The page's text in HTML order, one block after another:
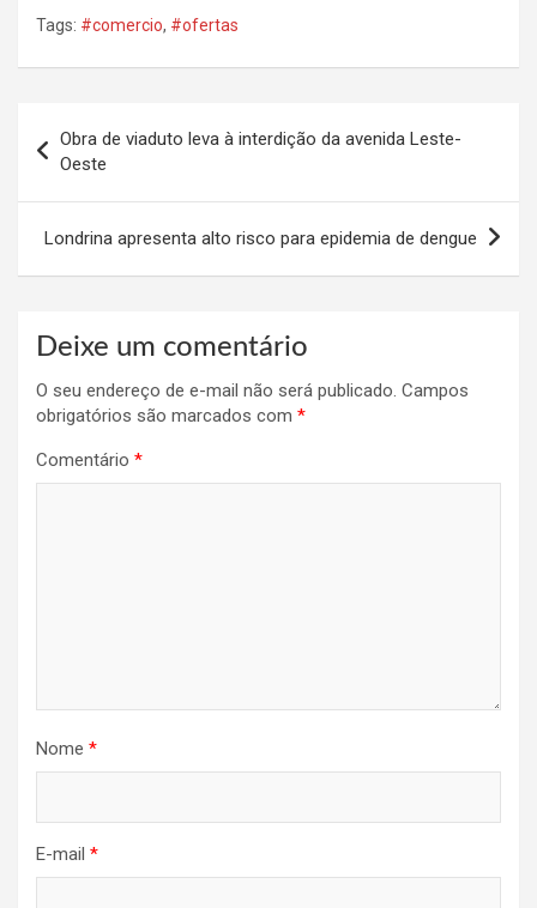
Tags: #comercio, #ofertas
de
Post
Obra de viaduto leva à interdição da avenida Leste-
Oeste
Londrina apresenta alto risco para epidemia de dengue
Deixe um comentário
O seu endereço de e-mail não será publicado. Campos
obrigatórios são marcados com *
Comentário *
Nome *
E-mail *